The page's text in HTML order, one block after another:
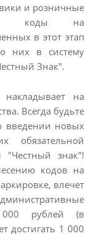
и розничные
коды на
в этот этап
них в систему
Знак".
накладывает на
Всегда будьте
введении новых
обязательной
"Честный знак"!
кодов на
влечет
рублей (в
достигать 1 000